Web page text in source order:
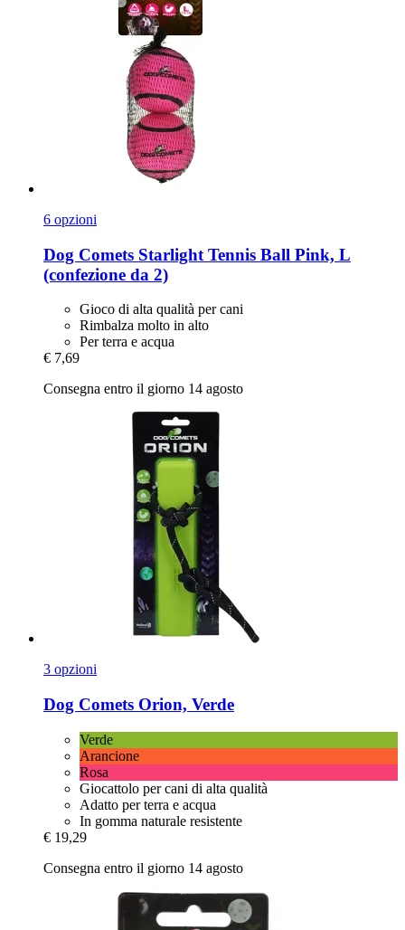
6 opzioni
Dog Comets Starlight Tennis Ball Pink, L
(confezione da 2)
Gioco di alta qualità per cani
Rimbalza molto in alto
Per terra e acqua
€ 7,69
Consegna entro il giorno 14 agosto
3 opzioni
Dog Comets Orion, Verde
Verde
Arancione
Rosa
Giocattolo per cani di alta qualità
Adatto per terra e acqua
In gomma naturale resistente
€ 19,29
Consegna entro il giorno 14 agosto